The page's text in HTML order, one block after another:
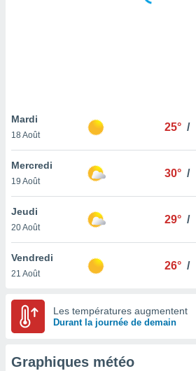
pas
de
à
cas,
que
sur le
et que
Mardi
18 Août
25° /
Mercredi
19 Août
30° /
Jeudi
20 Août
29° /
Vendredi
21 Août
26° /
Les températures augmentent
Durant la journée de demain
Graphiques météo